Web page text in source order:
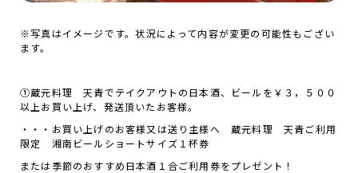
※写真はイメージです。状況によって内容が変更の可能性もござい
ます。
①蔵元料理 天青でテイクアウトの日本酒、ビールを￥３，５００
以上お買い上げ、発送頂いたお客様。
・・・お買い上げのお客様又は送り主様へ 蔵元料理 天青ご利用
限定 湘南ビールショートサイズ１杯券
または季節のおすすめ日本酒１合ご利用券をプレゼント！